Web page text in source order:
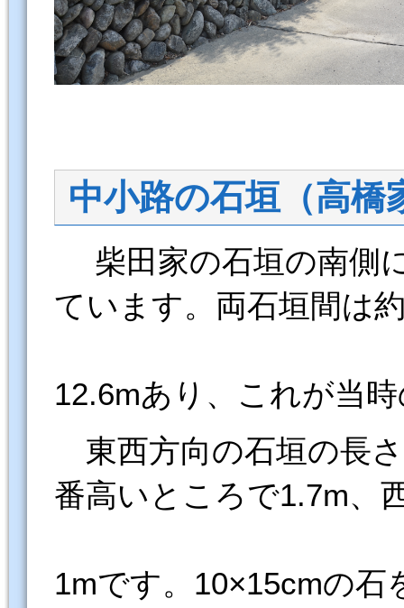
中小路の石垣（高橋
柴田家の石垣の南側
ています。両石垣間は
12.6mあり、これが当
東西方向の石垣の長
番高いところで1.7m、
1mです。10×15cmの